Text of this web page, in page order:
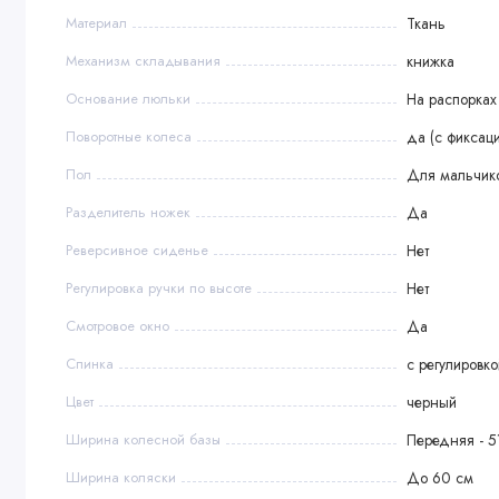
Материал Ткань
Механизм складывания книжка
Основание люльки На распорках
Поворотные колеса да (с
Пол Для
Разделитель ножек Да
Реверсивное сиденье Нет
Регулировка ручки по высоте Нет
Смотровое окно Да
Спинка с
Цвет черный
Ширина колесной базы Передняя -
Ширина коляски До 60 см